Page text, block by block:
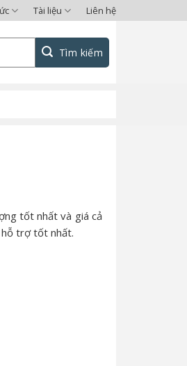
Tài liệu Liên hệ
tốt nhất và giá cả
hỗ trợ tốt nhất.